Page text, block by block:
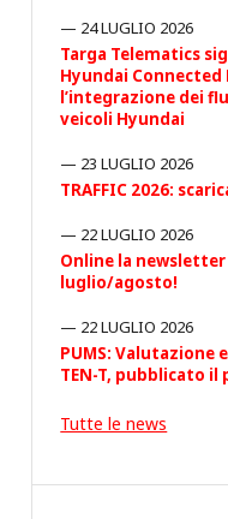
24 LUGLIO 2026
Targa Telematics
Hyundai
l’integrazione dei
veicoli Hyundai
23 LUGLIO 2026
TRAFFIC 2026:
22 LUGLIO 2026
Online la
luglio/agosto!
22 LUGLIO 2026
PUMS: Valutazione
TEN-T, pubblicato
Tutte le news